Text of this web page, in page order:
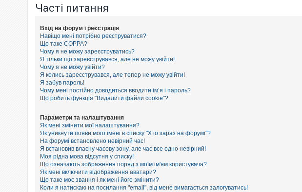
Часті питання
Вхід на форум і реєстрація
Навіщо мені потрібно реєструватися?
Що таке COPPA?
Чому я не можу зареєструватись?
Я тільки що зареєструвався, але не можу увійти!
Чому я не можу увійти?
Я колись зареєструвався, але тепер не можу увійти!
Я забув пароль!
Чому мені постійно доводиться вводити ім’я і пароль?
Що робить функція "Видалити файли cookie"?
Параметри та налаштування
Як мені змінити мої налаштування?
Як уникнути появи мого імені в списку "Хто зараз на форумі"?
На форумі встановлено невірний час!
Я встановив власну часову зону, але час все одно невірний!
Моя рідна мова відсутня у списку!
Що означають зображення поряд з моїм ім'ям користувача?
Як мені включити відображення аватари?
Що таке моє звання і як мені його змінити?
Коли я натискаю на посилання "email", від мене вимагається залогуватись!